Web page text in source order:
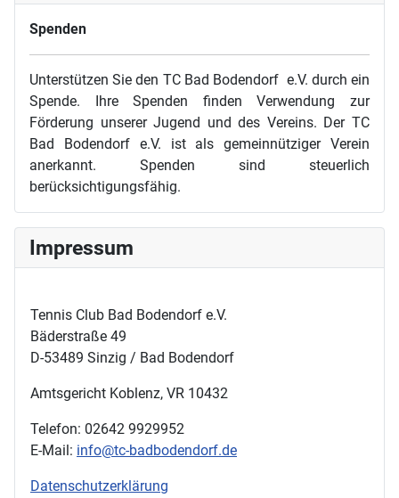
Spenden
Unterstützen Sie den TC Bad Bodendorf e.V. durch ein
Spende. Ihre Spenden finden Verwendung zur
Förderung unserer Jugend und des Vereins. Der TC
Bad Bodendorf e.V. ist als gemeinnütziger Verein
anerkannt. Spenden sind steuerlich
berücksichtigungsfähig.
Impressum
Tennis Club Bad Bodendorf e.V.
Bäderstraße 49
D-53489 Sinzig / Bad Bodendorf
Amtsgericht Koblenz, VR 10432
Telefon: 02642 9929952
E-Mail: info@tc-badbodendorf.de
Datenschutzerklärung